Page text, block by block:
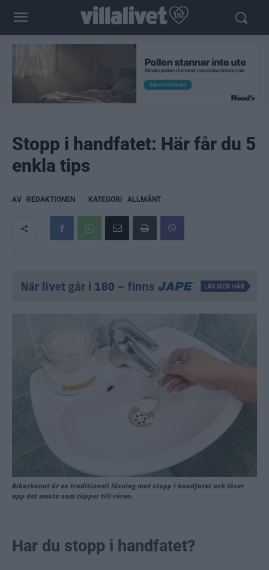
Stopp i handfatet: Här får du 5
enkla tips
AV REDAKTIONEN KATEGORI ALLMÄNT
Bikarbonat är en traditionell lösning mot stopp i handfatet och löser
upp det mesta som täpper till rören.
Har du stopp i handfatet?